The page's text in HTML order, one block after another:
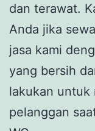
dan terawat.
Anda jika
jasa kami
yang bersih
lakukan untuk
pelanggan